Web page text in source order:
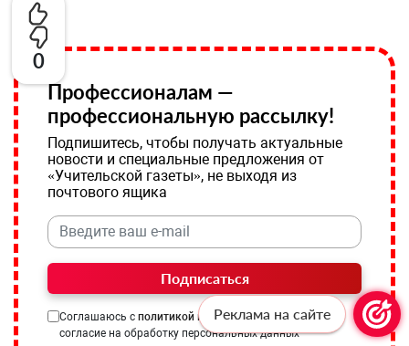
0
Профессионалам —
профессиональную рассылку!
Подпишитесь, чтобы получать актуальные
новости и специальные предложения от
«Учительской газеты», не выходя из
почтового ящика
Подписаться
Соглашаюсь с политикой конфиденциальностии даю
согласие на обработку персональных данных
Реклама на сайте